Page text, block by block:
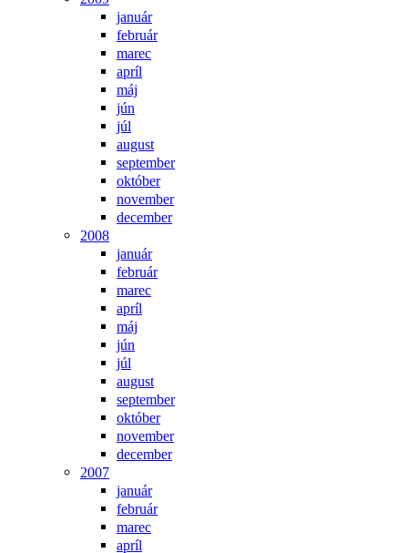
január
február
marec
apríl
máj
jún
júl
august
september
október
november
december
2008
január
február
marec
apríl
máj
jún
júl
august
september
október
november
december
2007
január
február
marec
apríl